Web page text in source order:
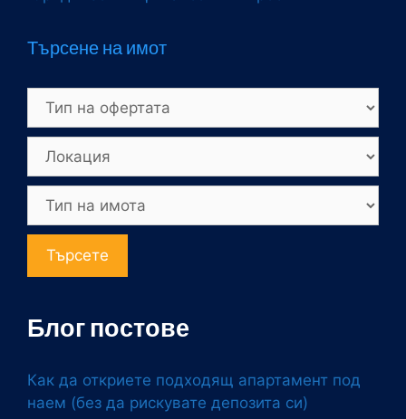
Търсене на имот
Търсете
Блог постове
Как да откриете подходящ апартамент под
наем (без да рискувате депозита си)